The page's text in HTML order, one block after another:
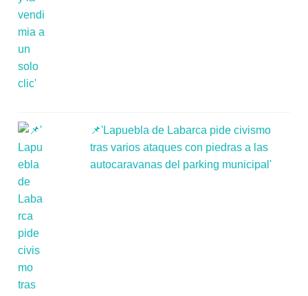
📌'Lapuebla de Labarca pide civismo
tras varios ataques con piedras a las
autocaravanas del parking municipal'